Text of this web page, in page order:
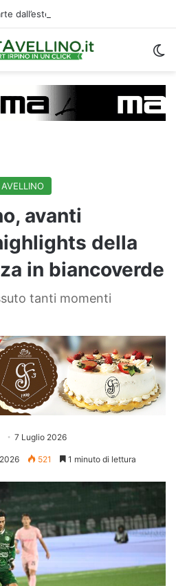
dall’estero: i dettagli
avanti
della
in biancoverde
tanti momenti
7 Luglio 2026
521 1 minuto di lettura